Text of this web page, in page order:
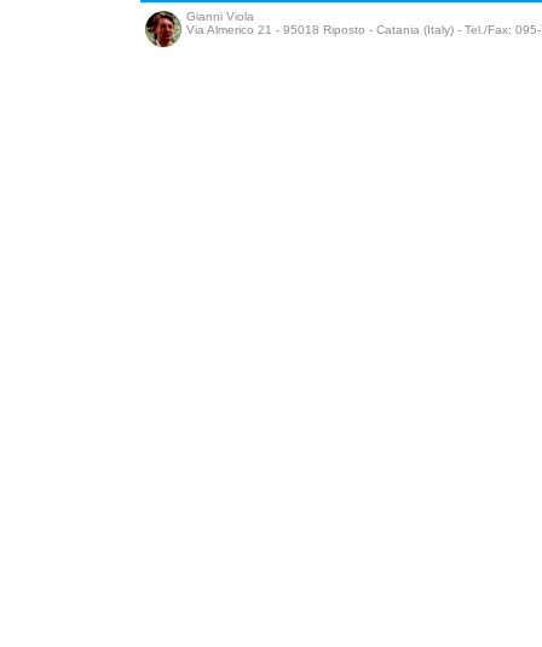
Gianni Viola
Via Almerico 21 - 95018 Riposto - Catania (Italy) - Tel./Fax: